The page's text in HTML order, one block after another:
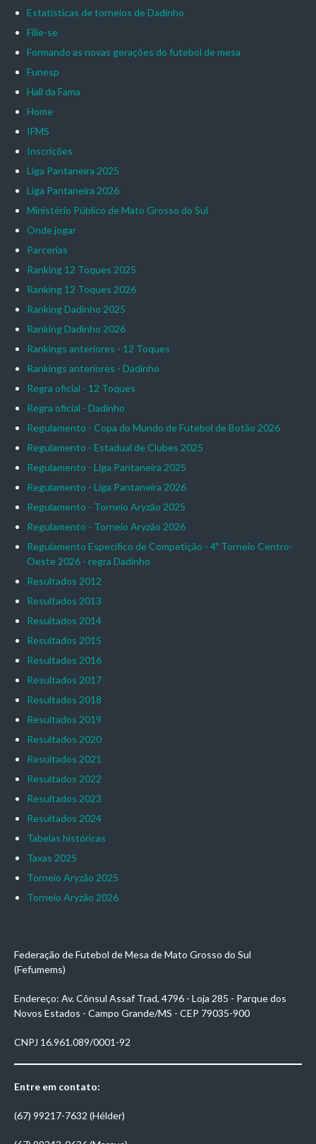
Estatísticas de torneios de Dadinho
Filie-se
Formando as novas gerações do futebol de mesa
Funesp
Hall da Fama
Home
IFMS
Inscrições
Liga Pantaneira 2025
Liga Pantaneira 2026
Ministério Público de Mato Grosso do Sul
Onde jogar
Parcerias
Ranking 12 Toques 2025
Ranking 12 Toques 2026
Ranking Dadinho 2025
Ranking Dadinho 2026
Rankings anteriores - 12 Toques
Rankings anteriores - Dadinho
Regra oficial - 12 Toques
Regra oficial - Dadinho
Regulamento - Copa do Mundo de Futebol de Botão 2026
Regulamento - Estadual de Clubes 2025
Regulamento - Liga Pantaneira 2025
Regulamento - Liga Pantaneira 2026
Regulamento - Torneio Aryzão 2025
Regulamento - Torneio Aryzão 2026
Regulamento Específico de Competição - 4º Torneio Centro-
Oeste 2026 - regra Dadinho
Resultados 2012
Resultados 2013
Resultados 2014
Resultados 2015
Resultados 2016
Resultados 2017
Resultados 2018
Resultados 2019
Resultados 2020
Resultados 2021
Resultados 2022
Resultados 2023
Resultados 2024
Tabelas históricas
Taxas 2025
Torneio Aryzão 2025
Torneio Aryzão 2026
Federação de Futebol de Mesa de Mato Grosso do Sul
(Fefumems)
Endereço: Av. Cônsul Assaf Trad, 4796 - Loja 285 - Parque dos
Novos Estados - Campo Grande/MS - CEP 79035-900
CNPJ 16.961.089/0001-92
Entre em contato:
(67) 99217-7632 (Hélder)